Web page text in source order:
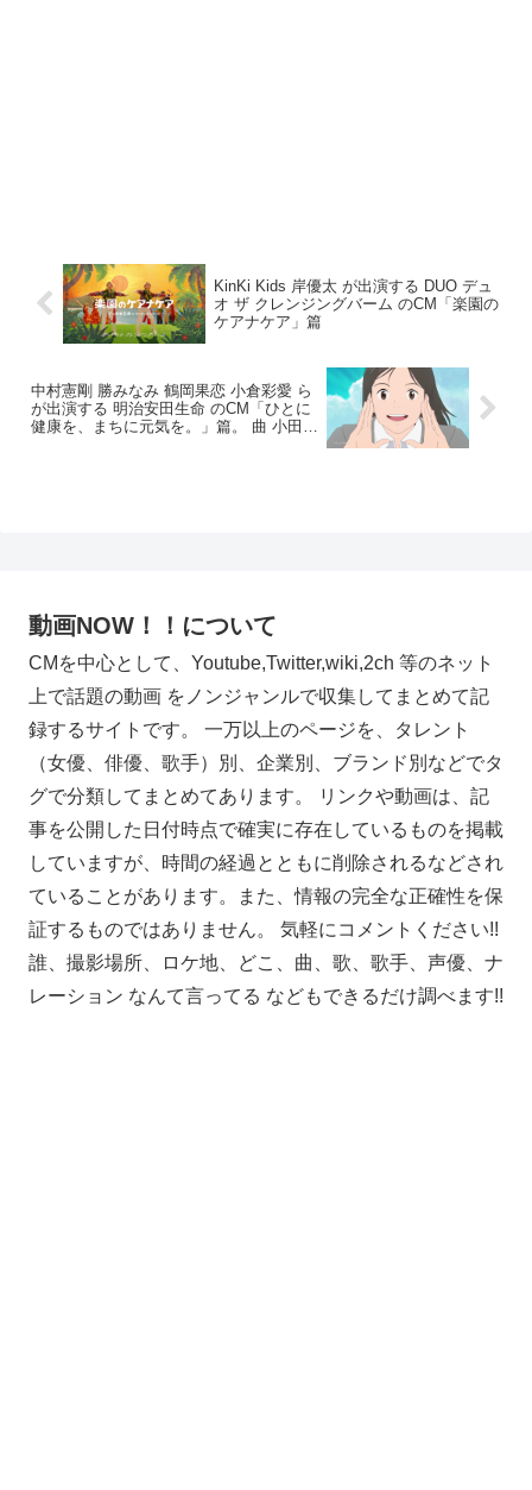
KinKi Kids 岸優太 が出演する DUO デュ
オ ザ クレンジングバーム のCM「楽園の
ケアナケア」篇
中村憲剛 勝みなみ 鶴岡果恋 小倉彩愛 ら
が出演する 明治安田生命 のCM「ひとに
健康を、まちに元気を。」篇。 曲 小田和
動画NOW！！について
CMを中心として、Youtube,Twitter,wiki,2ch 等のネット
上で話題の動画 をノンジャンルで収集してまとめて記
録するサイトです。 一万以上のページを、タレント
（女優、俳優、歌手）別、企業別、ブランド別などでタ
グで分類してまとめてあります。 リンクや動画は、記
事を公開した日付時点で確実に存在しているものを掲載
していますが、時間の経過とともに削除されるなどされ
ていることがあります。また、情報の完全な正確性を保
証するものではありません。 気軽にコメントください!!
誰、撮影場所、ロケ地、どこ、曲、歌、歌手、声優、ナ
レーション なんて言ってる などもできるだけ調べます!!